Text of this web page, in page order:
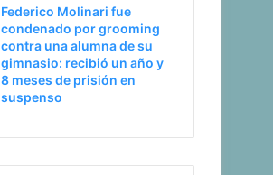
Federico Molinari fue
condenado por grooming
contra una alumna de su
gimnasio: recibió un año y
8 meses de prisión en
suspenso